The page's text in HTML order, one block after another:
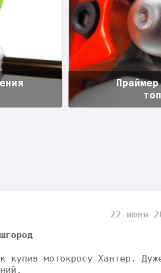
22 июня
купив мотокросу Хантер.